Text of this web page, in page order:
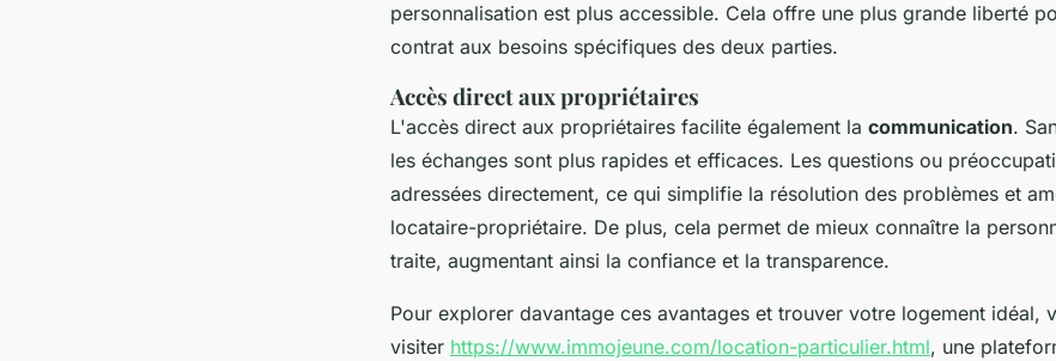
personnalisation est plus accessible. Cela offre une plus grande liberté
contrat aux besoins spécifiques des deux parties.
Accès direct aux propriétaires
L'accès direct aux propriétaires facilite également la communication.
les échanges sont plus rapides et efficaces. Les questions ou
adressées directement, ce qui simplifie la résolution des problèmes et
locataire-propriétaire. De plus, cela permet de mieux connaître la
traite, augmentant ainsi la confiance et la transparence.
Pour explorer davantage ces avantages et trouver votre logement idéal,
visiter https://www.immojeune.com/location-particulier.html, une